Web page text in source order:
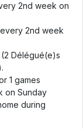
2nd week on
every 2nd week
Délégué(e)s
1 games
on Sunday
during